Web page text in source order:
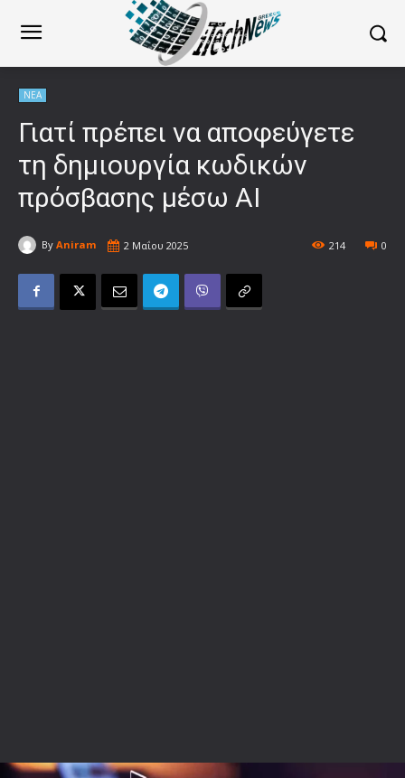
ΝΕΑ
Γιατί πρέπει να αποφεύγετε
τη δημιουργία κωδικών
πρόσβασης μέσω AI
By Aniram 2 Μαΐου 2025 0
214